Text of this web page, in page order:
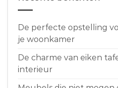
De perfecte opstelling
je woonkamer
De charme van eiken
interieur